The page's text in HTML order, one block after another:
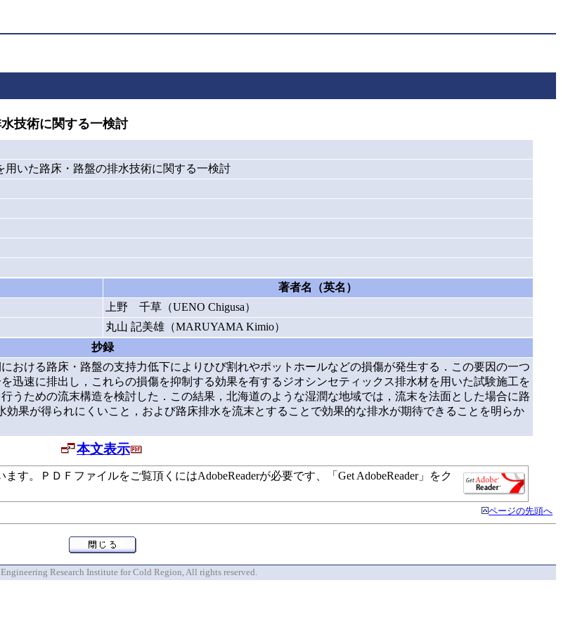
技術に関する一検討
用いた路床・路盤の排水技術に関する一検討
著者名（英名）
上野 千草（UENO Chigusa）
丸山 記美雄（MARUYAMA Kimio）
抄録
ける路床・路盤の支持力低下によりひび割れやポットホールなどの損傷が発生する．この要因の一つ
迅速に排出し，これらの損傷を抑制する効果を有するジオシンセティックス排水材を用いた試験施工を
うための流末構造を検討した．この結果，北海道のような湿潤な地域では，流末を法面とした場合に路
果が得られにくいこと，および路床排水を流末とすることで効果的な排水が期待できることを明らか
本文表示
す。ＰＤＦファイルをご覧頂くにはAdobeReaderが必要です、「Get AdobeReader」をク
ページの先頭へ
Research Institute for Cold Region, All rights reserved.